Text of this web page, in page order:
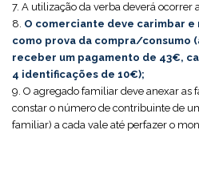
7. A utilização da verba deverá ocorrer
8. O comerciante deve carimbar
como prova da compra/consumo
receber um pagamento de 43€,
4 identificações de 10€);
9. O agregado familiar deve anexar as
constar o número de contribuinte de
familiar) a cada vale até perfazer o